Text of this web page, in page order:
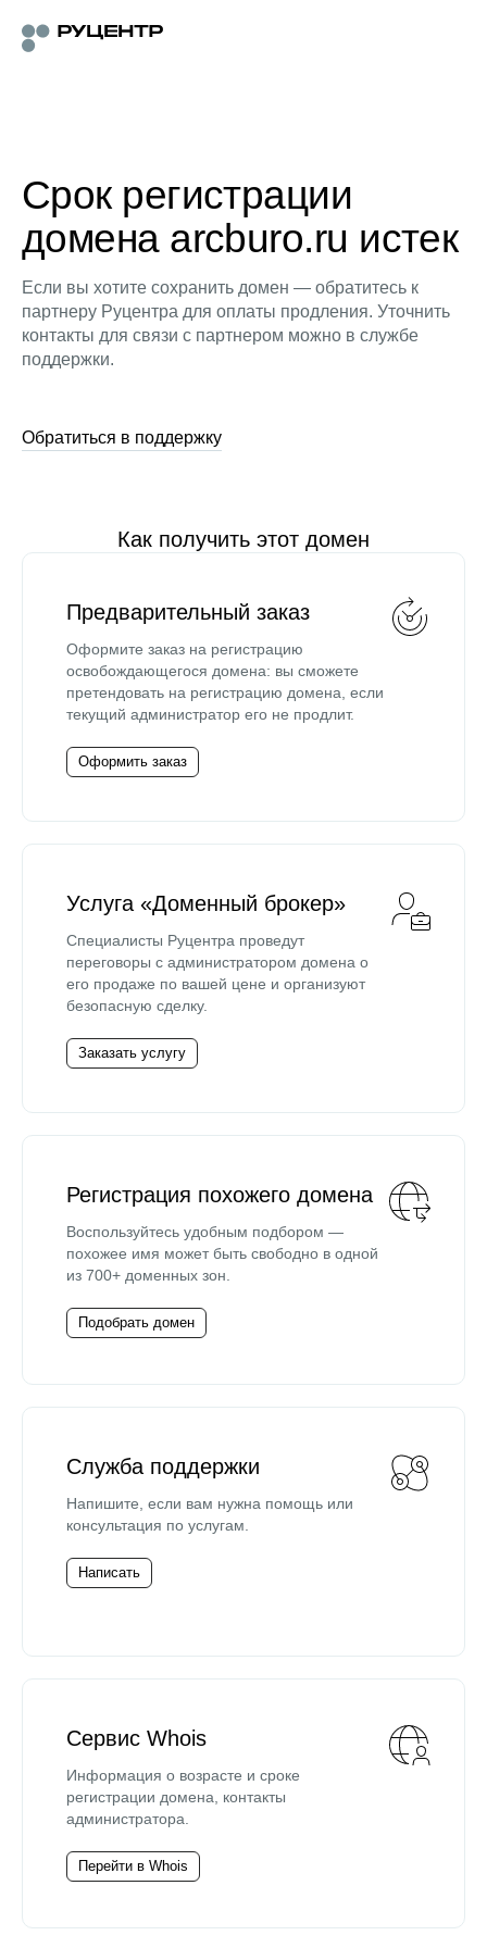
Срок регистрации
домена arcburo.ru истек
Если вы хотите сохранить домен — обратитесь к
партнеру Руцентра для оплаты продления. Уточнить
контакты для связи с партнером можно в службе
поддержки.
Обратиться в поддержку
Как получить этот домен
Предварительный заказ
Оформите заказ на регистрацию
освобождающегося домена: вы сможете
претендовать на регистрацию домена, если
текущий администратор его не продлит.
Оформить заказ
Услуга «Доменный брокер»
Специалисты Руцентра проведут
переговоры с администратором домена о
его продаже по вашей цене и организуют
безопасную сделку.
Заказать услугу
Регистрация похожего домена
Воспользуйтесь удобным подбором —
похожее имя может быть свободно в одной
из 700+ доменных зон.
Подобрать домен
Служба поддержки
Напишите, если вам нужна помощь или
консультация по услугам.
Написать
Сервис Whois
Информация о возрасте и сроке
регистрации домена, контакты
администратора.
Перейти в Whois